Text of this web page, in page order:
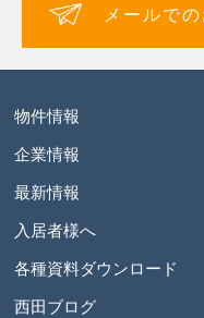
メールで
物件情報
企業情報
最新情報
入居者様へ
各種資料ダウンロード
西田ブログ